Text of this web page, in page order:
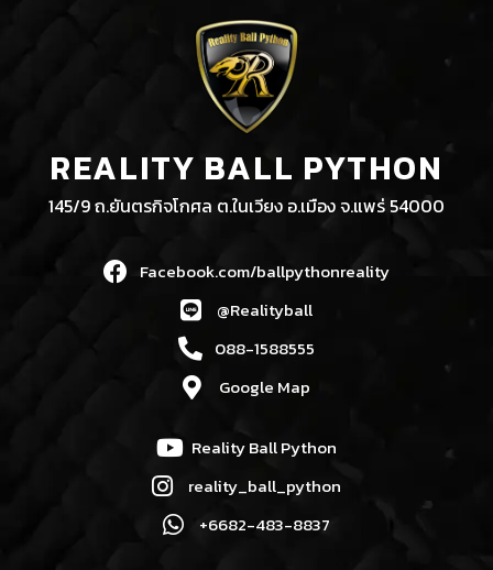
REALITY BALL PYTHON
145/9 ถ.ยันตรกิจโกศล ต.ในเวียง อ.เมือง จ.แพร่ 54000
Facebook.com/ballpythonreality
@Realityball
088-1588555
Google Map
Reality Ball Python
reality_ball_python
+6682-483-8837